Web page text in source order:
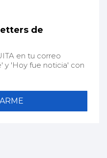
de
en tu correo
y 'Hoy fue noticia' con